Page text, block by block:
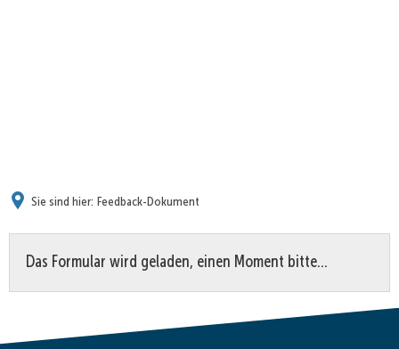
Sie sind hier: Feedback-Dokument
Das Formular wird geladen, einen Moment bitte…